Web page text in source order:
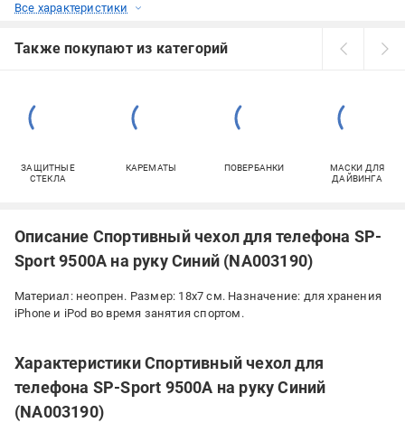
Все характеристики
Также покупают из категорий
ЗАЩИТНЫЕ
СТЕКЛА
КАРЕМАТЫ ПОВЕРБАНКИ
МАСКИ ДЛЯ
ДАЙВИНГА
Описание Спортивный чехол для телефона SP-
Sport 9500A на руку Синий (NA003190)
Материал: неопрен. Размер: 18x7 см. Назначение: для хранения
iPhone и iPod во время занятия спортом.
Характеристики Спортивный чехол для
телефона SP-Sport 9500A на руку Синий
(NA003190)